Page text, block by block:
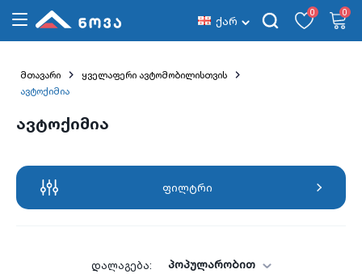
ქარ
0 0
მთავარი
ყველაფერი ავტომობილისთვის
ავტოქიმია
ავტოქიმია
ფილტრი
დალაგება: პოპულარობით